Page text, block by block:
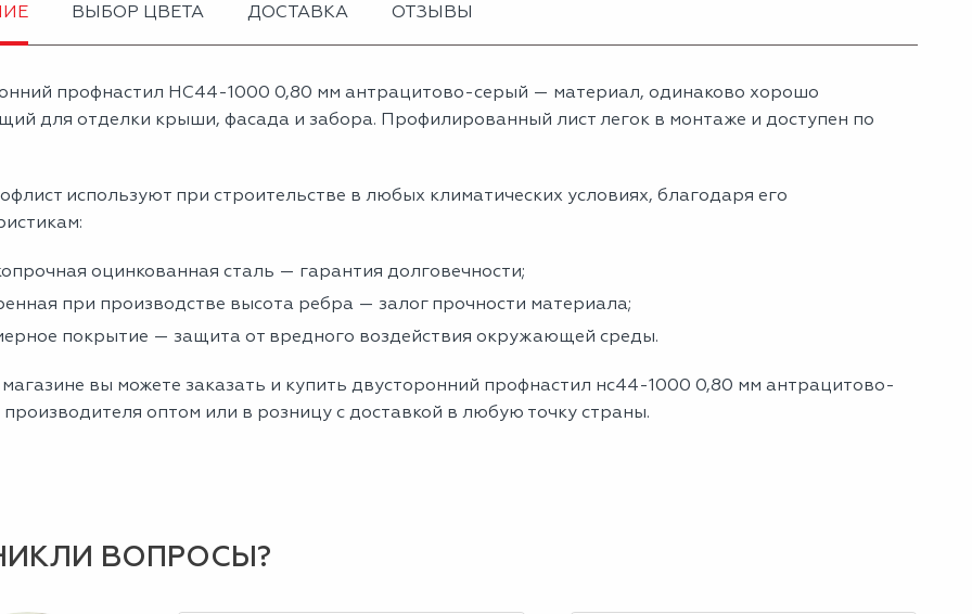
ВЫБОР ЦВЕТА ДОСТАВКА ОТЗЫВЫ
профнастил НС44-1000 0,80 мм антрацитово-серый — материал, одинаково хорошо
для отделки крыши, фасада и забора. Профилированный лист легок в монтаже и доступен по
используют при строительстве в любых климатических условиях, благодаря его
оцинкованная сталь — гарантия долговечности;
при производстве высота ребра — залог прочности материала;
покрытие — защита от вредного воздействия окружающей среды.
вы можете заказать и купить двусторонний профнастил нс44-1000 0,80 мм антрацитово-
производителя оптом или в розницу с доставкой в любую точку страны.
ВОПРОСЫ?